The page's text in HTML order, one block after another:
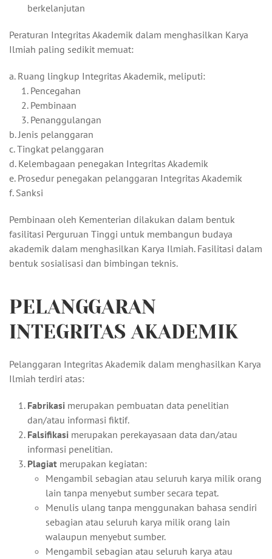
berkelanjutan
Peraturan Integritas Akademik dalam menghasilkan Karya
Ilmiah paling sedikit memuat:
a. Ruang lingkup Integritas Akademik, meliputi:
1. Pencegahan
2. Pembinaan
3. Penanggulangan
b. Jenis pelanggaran
c. Tingkat pelanggaran
d. Kelembagaan penegakan Integritas Akademik
e. Prosedur penegakan pelanggaran Integritas Akademik
f. Sanksi
Pembinaan oleh Kementerian dilakukan dalam bentuk
fasilitasi Perguruan Tinggi untuk membangun budaya
akademik dalam menghasilkan Karya Ilmiah. Fasilitasi dalam
bentuk sosialisasi dan bimbingan teknis.
PELANGGARAN
INTEGRITAS AKADEMIK
Pelanggaran Integritas Akademik dalam menghasilkan Karya
Ilmiah terdiri atas:
Fabrikasi merupakan pembuatan data penelitian
dan/atau informasi fiktif.
Falsifikasi merupakan perekayasaan data dan/atau
informasi penelitian.
Plagiat merupakan kegiatan:
Mengambil sebagian atau seluruh karya milik orang
lain tanpa menyebut sumber secara tepat.
Menulis ulang tanpa menggunakan bahasa sendiri
sebagian atau seluruh karya milik orang lain
walaupun menyebut sumber.
Mengambil sebagian atau seluruh karya atau